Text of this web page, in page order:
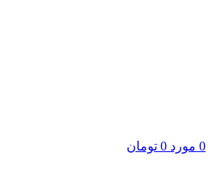
0 مورد 0 تومان